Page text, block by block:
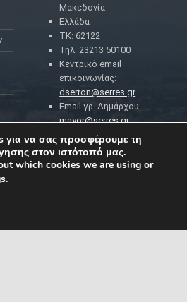
Μακεδονία
Ελλάδα
ΤΚ: 62122
Τηλ. 23213 50100
Κεντρικό email
επικοινωνίας:
dserron@serres.gr
Email γρ. Δημάρχου:
mayor@serres.gr
Email DPO (Υπευθύνου
Προστασίας Δεδομένων):
dpo@serres.gr
ΔΗΜΟΤΗ ΚΑΙ ΤΗΣ
για να σας προσφέρουμε τη
στον ιστότοπό μας.
which cookies we are using or
.